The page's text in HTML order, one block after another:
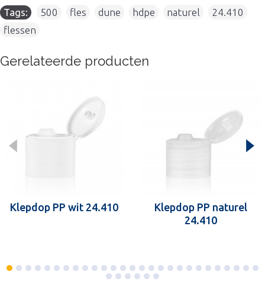
Tags: 500 fles dune hdpe naturel 24.410
flessen
Gerelateerde producten
Klepdop PP wit 24.410
Klepdop PP naturel
24.410